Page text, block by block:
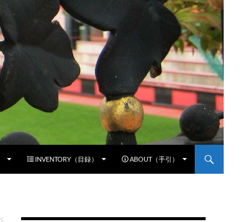
INVENTORY（目録） ABOUT（手引）